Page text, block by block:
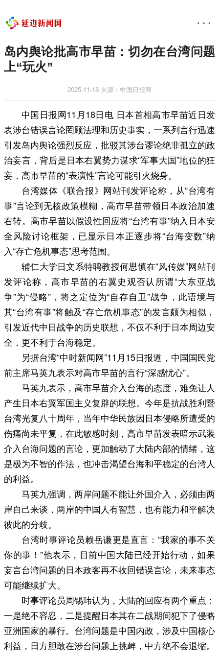
岛内舆论批高市早苗：切勿在台湾问题
上“玩火”
2025-11-18 来源：中国日报网
中国日报网11月18日电 日本首相高市早苗近日发
表涉台错误言论罔顾法理和历史事实，一系列言行迅速
引发岛内舆论强烈反应，批驳其涉台谬论绝非孤立的政
治妄言，背后是日本右翼势力谋求“军事大国”地位的狂
妄，高市早苗的“表演性”言论可能引火烧身。
台湾媒体《联合报》网站刊发评论称，从“台湾有
事”言论到无核政策模糊，高市早苗带领日本政治加速
右转。高市早苗以假设性回应将“台湾有事”纳入日本安
全风险讨论框架，已显示日本正逐步将“台海变数”纳
入“存亡危机事态”思考范围。
辅仁大学日文系特聘教授何思慎在“风传媒”网站刊
发评论称，高市早苗的右翼史观否认所谓“大东亚战
争”为“侵略”，将之定位为“自存自卫”战争，此语境与
其“台湾有事”将触及“存亡危机事态”的发言颇为相似，
引发近代中日战争的历史联想，不仅不利于日本周边安
全，更不利于台海稳定。
另据台湾“中时新闻网”11月15日报道，中国国民党
前主席马英九表示对高市早苗的言行“深感忧心”。
马英九表示，高市早苗介入台海的态度，难免让人
产生日本右翼军国主义复辟的联想。今年是抗战胜利暨
台湾光复八十周年，当年中华民族因日本侵略所遭受的
伤痛尚未平复，在此敏感时刻，高市早苗发表暗示武装
介入台海问题的言论，更加触动了大陆内部的情绪，这
是极为不智的作法，也冲击渴望台海和平稳定的台湾人
的利益。
马英九强调，两岸问题不能让外国介入，必须由两
岸自己来谈，两岸的中国人有智慧，也有能力和平解决
彼此的分歧。
台湾时事评论员赖岳谦更是直言：“我家的事不关
你的事！”他表示，目前中国大陆已经开始行动，如果
妄言台湾问题的日本政客再不收回错误言论，未来事态
可能继续扩大。
时事评论员周锡玮认为，大陆的回应有两个重点：
一是绝不容忍，二是提醒日本其在二战期间犯下了侵略
亚洲国家的暴行。台湾问题是中国内政，涉及中国核心
利益，日方胆敢在涉台问题上挑衅，中方绝不会退缩。